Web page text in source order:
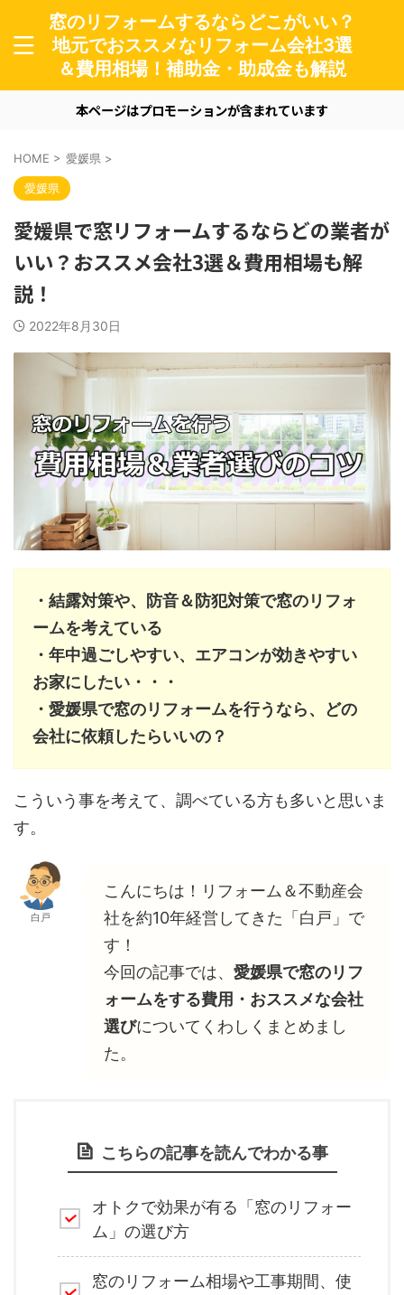
窓のリフォームするならどこがいい？
地元でおススメなリフォーム会社3選
＆費用相場！補助金・助成金も解説
本ページはプロモーションが含まれています
HOME > 愛媛県 >
愛媛県
愛媛県で窓リフォームするならどの業者が
いい？おススメ会社3選＆費用相場も解
説！
2022年8月30日
・結露対策や、防音＆防犯対策で窓のリフォ
ームを考えている
・年中過ごしやすい、エアコンが効きやすい
お家にしたい・・・
・愛媛県で窓のリフォームを行うなら、どの
会社に依頼したらいいの？
こういう事を考えて、調べている方も多いと思いま
す。
白戸
こんにちは！リフォーム＆不動産会
社を約10年経営してきた「白戸」で
す！
今回の記事では、 愛媛県で窓のリフ
ォームをする費用・おススメな会社
選びについてくわしくまとめまし
た。
こちらの記事を読んでわかる事
オトクで効果が有る「窓のリフォー
ム」の選び方
窓のリフォーム相場や工事期間、使